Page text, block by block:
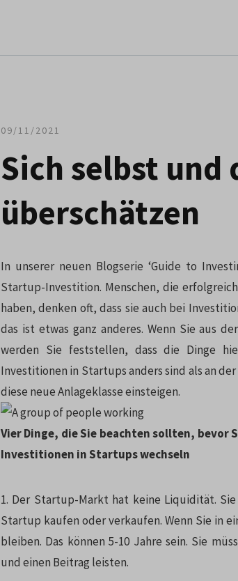
09/11/2021
Sich selbst und
überschätzen
In unserer neuen Blogserie ‘Guide to
Startup-Investition. Menschen, die
haben, denken oft, dass sie auch bei
das ist etwas ganz anderes. Wenn Sie aus
werden Sie feststellen, dass die Dinge
Investitionen in Startups anders sind als an
diese neue Anlageklasse einsteigen.
Vier Dinge, die Sie beachten sollten,
Investitionen in Startups wechseln
1. Der Startup-Markt hat keine Liquidität.
Startup kaufen oder verkaufen. Wenn Sie in
bleiben. Das können 5-10 Jahre sein. Sie
und einen Beitrag leisten.